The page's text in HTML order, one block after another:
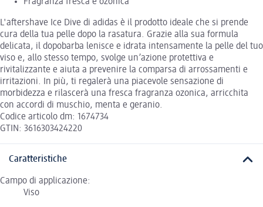
L'aftershave Ice Dive di adidas è il prodotto ideale che si prende
cura della tua pelle dopo la rasatura. Grazie alla sua formula
delicata, il dopobarba lenisce e idrata intensamente la pelle del tuo
viso e, allo stesso tempo, svolge un’azione protettiva e
rivitalizzante e aiuta a prevenire la comparsa di arrossamenti e
irritazioni. In più, ti regalerà una piacevole sensazione di
morbidezza e rilascerà una fresca fragranza ozonica, arricchita
con accordi di muschio, menta e geranio.
Codice articolo dm: 1674734
GTIN: 3616303424220
Caratteristiche
Campo di applicazione:
Viso